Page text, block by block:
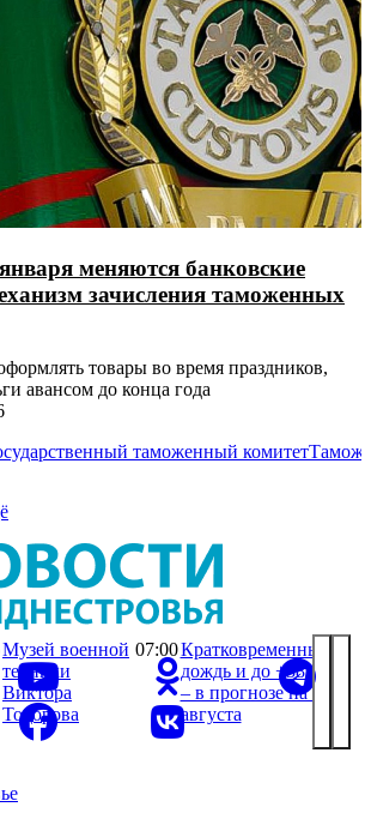
меняются банковские
зачисления таможенных
товары во время праздников,
авансом до конца года
таможенный комитет
Музей военной
техники
Виктора
Тодорова
07:00Кратковременный
дождь и до +38°С
– в прогнозе на 7
августа